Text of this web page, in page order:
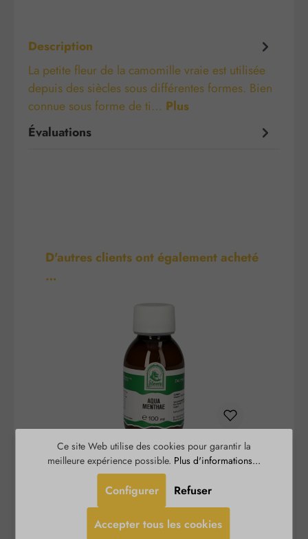
Description
La petite fleur de la camomille vraie est utilisée
depuis des siècles sous différentes formes. Bien
connue sous forme de ti… Plus
Évaluations
Ignorer la galerie de produits
D'autres clients ont également acheté
…
Aqua Menthae
Le St. Severin Aqua Menthae dégage une odeur
essentielle pure. Cependant, l'effet rafraîchissant
Ce site Web utilise des cookies pour garantir la
meilleure expérience possible. Plus d'informations...
Refuser
Configurer
Accepter tous les cookies